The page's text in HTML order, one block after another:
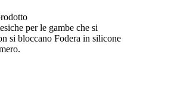
per le gambe che si
si bloccano Fodera in silicone